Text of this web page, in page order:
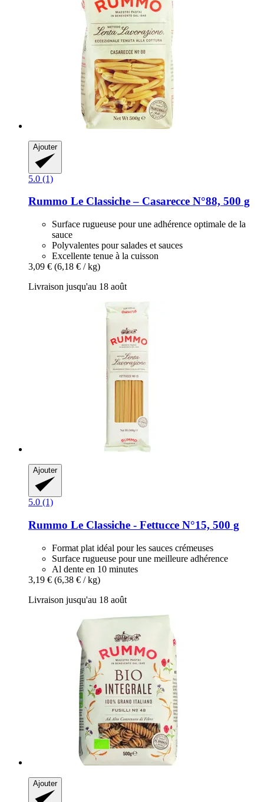
Ajouter
5.0 (1)
Rummo Le Classiche – Casarecce N°88, 500 g
Surface rugueuse pour une adhérence optimale de la
sauce
Polyvalentes pour salades et sauces
Excellente tenue à la cuisson
3,09 € (6,18 € / kg)
Livraison jusqu'au 18 août
Ajouter
5.0 (1)
Rummo Le Classiche -​ Fettucce N°15, 500 g
Format plat idéal pour les sauces crémeuses
Surface rugueuse pour une meilleure adhérence
Al dente en 10 minutes
3,19 € (6,38 € / kg)
Livraison jusqu'au 18 août
Ajouter